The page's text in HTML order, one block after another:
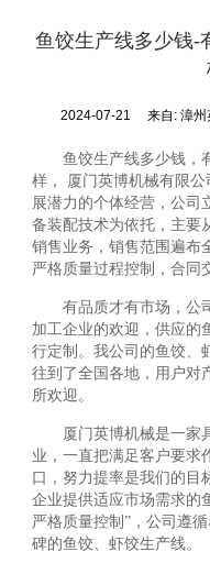
鱼饺生产线多少钱-
2024-07-21 来自:漳州
鱼饺生产线多少钱，
样， 厦门英博机械有限
展潜力的个体经营，公司
备装配技术为依托，主要
销售业务，销售范围遍布
严格质量过程控制，合同
有品质才有市场，公
加工企业的欢迎，供应的
行定制。我公司的鱼饺、
往到了全国各地，用户对
所欢迎。
厦门英博机械是一家
业，一直把满足客户要求
口，努力提率是我们的目
企业提供适应市场需求的
严格质量控制”，公司遵
碑的鱼饺、虾饺生产线。